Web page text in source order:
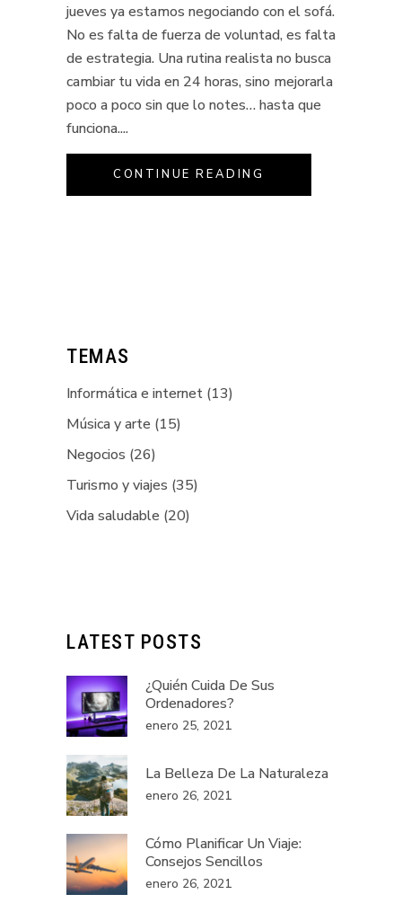
jueves ya estamos negociando con el sofá.
No es falta de fuerza de voluntad, es falta
de estrategia. Una rutina realista no busca
cambiar tu vida en 24 horas, sino mejorarla
poco a poco sin que lo notes… hasta que
funciona.
CONTINUE READING
TEMAS
Informática e internet (13)
Música y arte (15)
Negocios (26)
Turismo y viajes (35)
Vida saludable (20)
LATEST POSTS
¿Quién Cuida De Sus
Ordenadores?
enero 25, 2021
La Belleza De La Naturaleza
enero 26, 2021
Cómo Planificar Un Viaje:
Consejos Sencillos
enero 26, 2021